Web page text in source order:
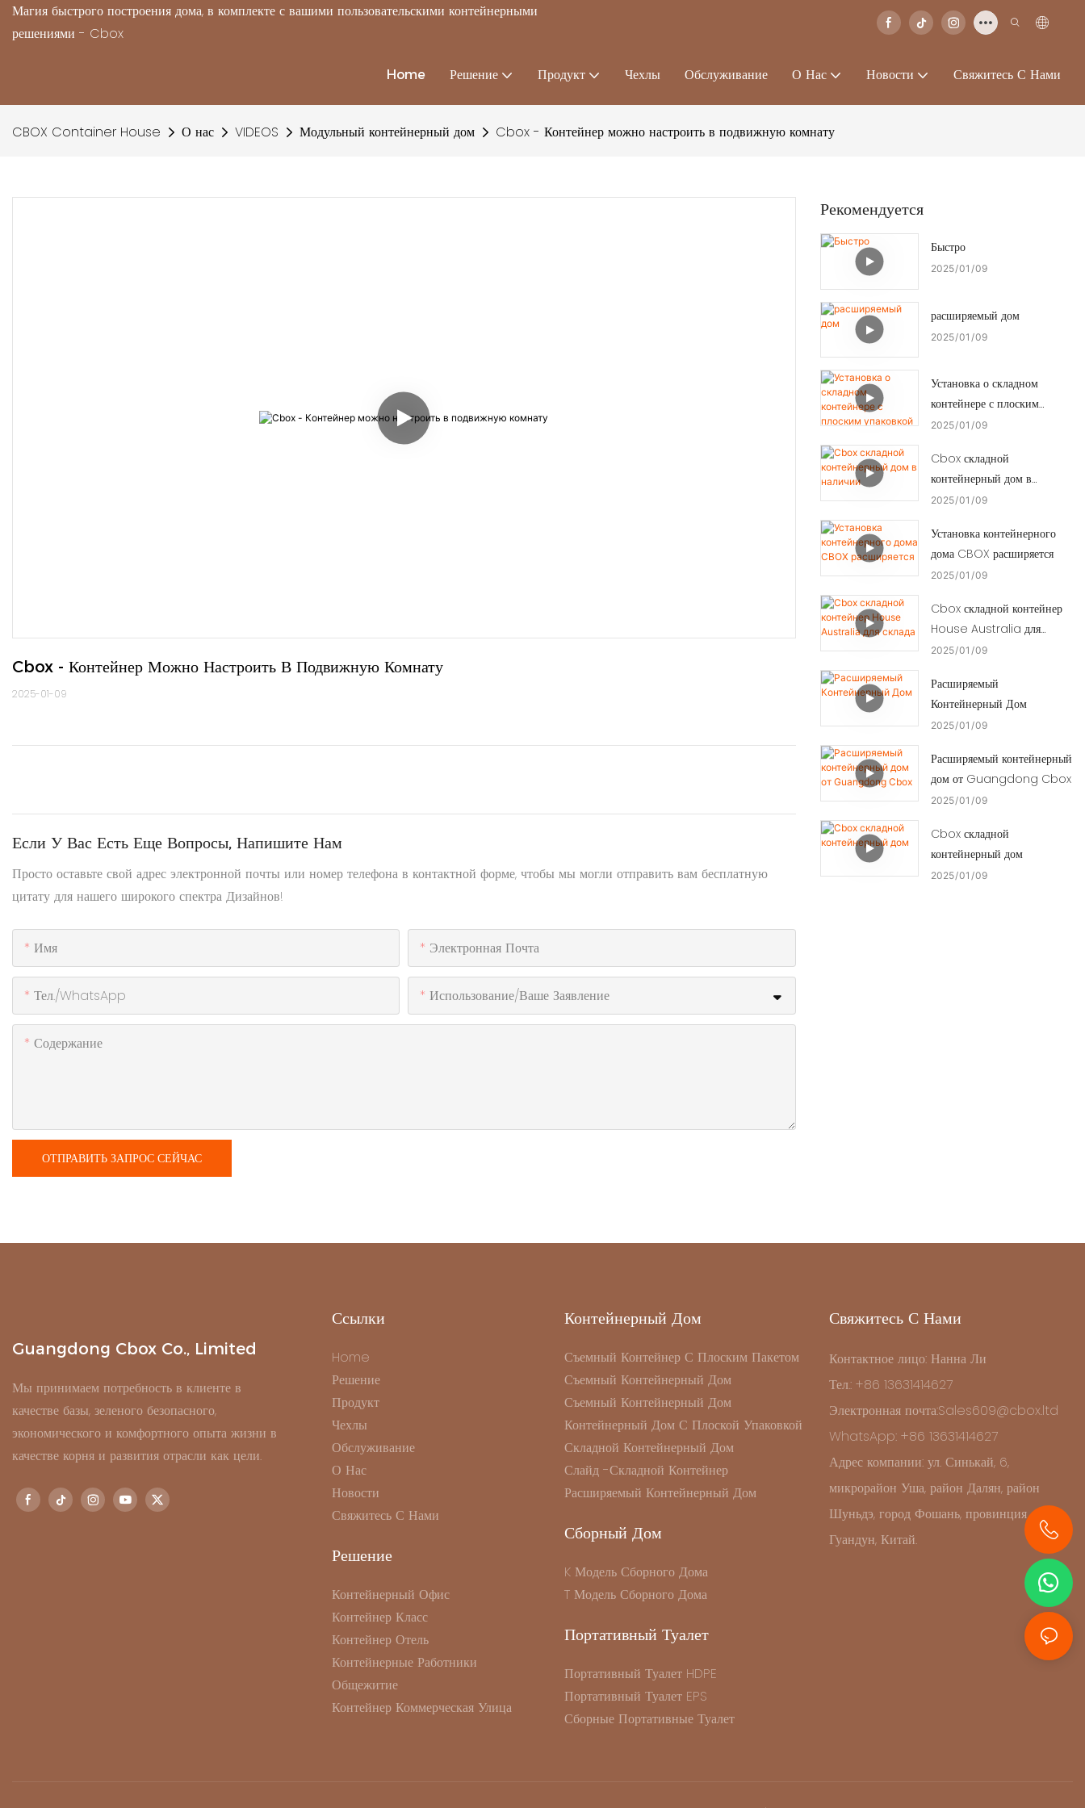
Магия быстрого построения дома, в комплекте с вашими пользовательскими контейнерными
решениями - Cbox
Home Решение Продукт Чехлы Обслуживание О Нас Новости Свяжитесь С Нами
CBOX Container House О нас VIDEOS Модульный контейнерный дом Cbox - Контейнер можно настроить в подвижную комнату
Cbox - Контейнер Можно Настроить В Подвижную Комнату
2025-01-09
Если У Вас Есть Еще Вопросы, Напишите Нам
Просто оставьте свой адрес электронной почты или номер телефона в контактной форме, чтобы мы могли отправить вам бесплатную
цитату для нашего широкого спектра Дизайнов!
Имя Электронная Почта
Тел./WhatsApp Использование/ваше Заявление
Содержание
ОТПРАВИТЬ ЗАПРОС СЕЙЧАС
Рекомендуется
Быстро
2025 01 09
расширяемый дом
2025 01 09
Установка о складном
контейнере с плоским
упаковкой
2025 01 09
Cbox складной
контейнерный дом в
наличии
2025 01 09
Установка контейнерного
дома CBOX расширяется
2025 01 09
Cbox складной контейнер
House Australia для
склада
2025 01 09
Расширяемый
Контейнерный Дом
2025 01 09
Расширяемый контейнерный
дом от Guangdong Cbox
2025 01 09
Cbox складной
контейнерный дом
2025 01 09
Guangdong Cbox Co., Limited
Мы принимаем потребность в клиенте в
качестве базы, зеленого безопасного,
экономического и комфортного опыта жизни в
качестве корня и развития отрасли как цели.
Ссылки
Home
Решение
Продукт
Чехлы
Обслуживание
О Нас
Новости
Свяжитесь С Нами
Решение
Контейнерный Офис
Контейнер Класс
Контейнер Отель
Контейнерные Работники
Общежитие
Контейнер Коммерческая Улица
Контейнерный Дом
Съемный Контейнер С Плоским Пакетом
Съемный Контейнерный Дом
Съемный Контейнерный Дом
Контейнерный Дом С Плоской Упаковкой
Складной Контейнерный Дом
Слайд -складной Контейнер
Расширяемый Контейнерный Дом
Сборный Дом
K Модель Сборного Дома
T Модель Сборного Дома
Портативный Туалет
Портативный Туалет HDPE
Портативный Туалет EPS
Сборные Портативные Туалет
Свяжитесь С Нами
Контактное лицо: Нанна Ли
Тел.: +86 13631414627
Электронная почта:Sales609@cbox.ltd
WhatsApp: +86 13631414627
Адрес компании: ул. Синькай, 6,
микрорайон Уша, район Далян, район
Шуньдэ, город Фошань, провинция
Гуандун, Китай.